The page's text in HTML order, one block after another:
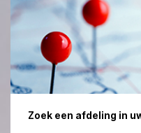
Zoek een afdeling in